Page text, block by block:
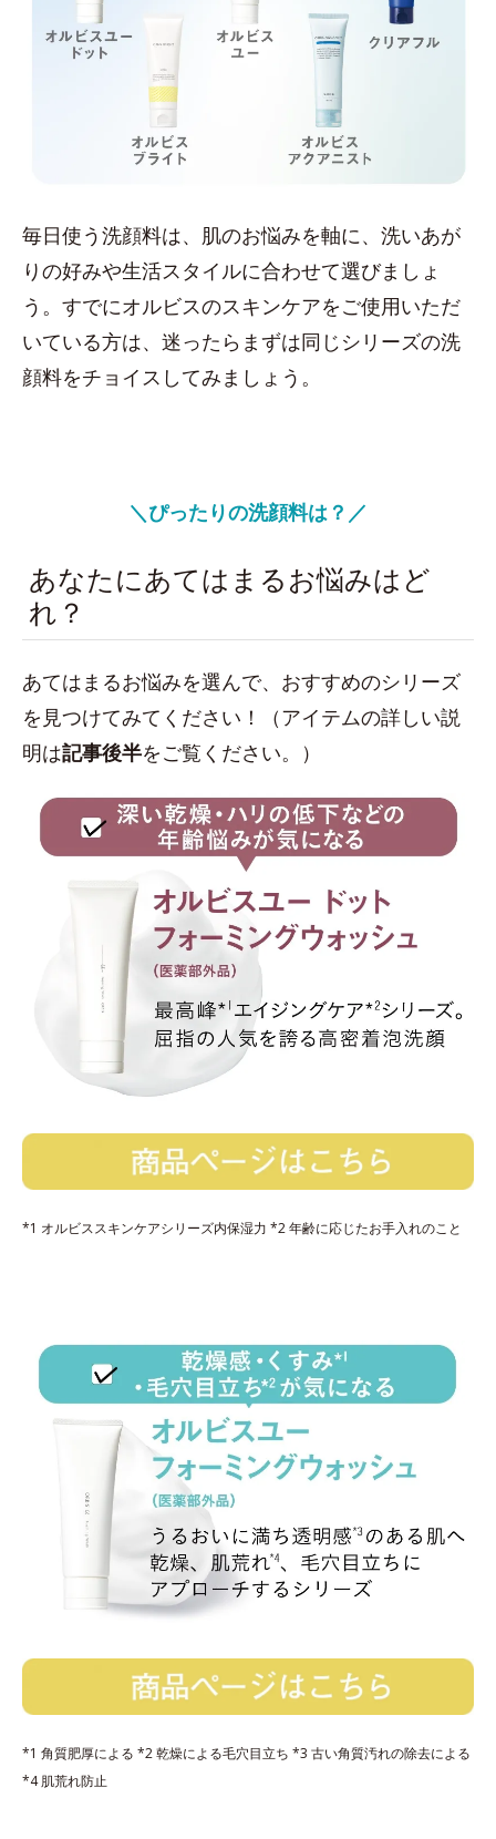
毎日使う洗顔料は、肌のお悩みを軸に、洗いあが
りの好みや生活スタイルに合わせて選びましょ
う。すでにオルビスのスキンケアをご使用いただ
いている方は、迷ったらまずは同じシリーズの洗
顔料をチョイスしてみましょう。
＼ぴったりの洗顔料は？／
あなたにあてはまるお悩みはど
れ？
あてはまるお悩みを選んで、おすすめのシリーズ
を見つけてみてください！（アイテムの詳しい説
明は記事後半をご覧ください。）
*1 オルビススキンケアシリーズ内保湿力 *2 年齢に応じたお手入れのこと
*1 角質肥厚による *2 乾燥による毛穴目立ち *3 古い角質汚れの除去による
*4 肌荒れ防止